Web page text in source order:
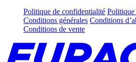
Politique de confidentialité Politique
Conditions générales Conditions
Conditions de vente